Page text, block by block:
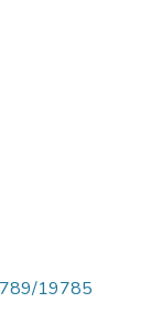
19785